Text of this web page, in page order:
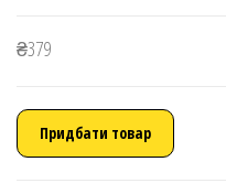
₴379
Придбати товар